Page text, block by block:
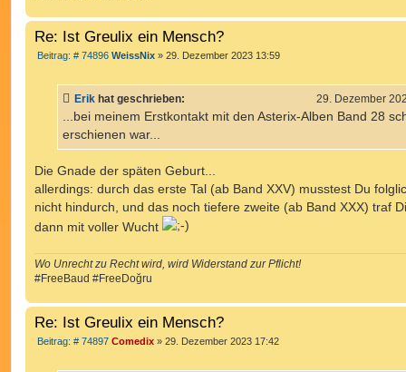
Re: Ist Greulix ein Mensch?
Beitrag: # 74896B
r
a
WeissNix » 29. Dezember 2023 13:59
Erik hat geschrieben: 29. Dezember
...bei meinem Erstkontakt mit den Asterix-Alben Band 28
erschienen war...
Die Gnade der späten Geburt...
allerdings: durch das erste Tal (ab Band XXV) musstest Du
nicht hindurch, und das noch tiefere zweite (ab Band XXX) traf
dann mit voller Wucht
Wo Unrecht zu Recht wird, wird Widerstand zur Pflicht!
#FreeBaud #FreeDoğru
Re: Ist Greulix ein Mensch?
Beitrag: # 74897BComedix » 29. Dezember 2023 17:42